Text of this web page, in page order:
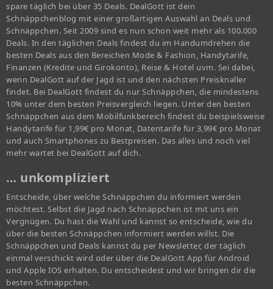
spare täglich bei über 35 Deals. DealGott ist dein
Schnäppchenblog mit einer großartigen Auswahl an Deals und
Schnäppchen. Seit 2009 sind es nun schon weit mehr als 100.000
Deals. In den täglichen Deals findest du im Handumdrehen die
besten Deals aus den Bereichen Mode & Fashion, Handytarife,
Finanzen (Kredite und Girokonto), Reise & Hotel uvm. Sei dabei,
wenn DealGott auf der Jagd ist und den nächsten Preisknaller
findet. Bei DealGott findest du nur Schnäppchen, die mindestens
10% unter dem besten Preisvergleich liegen. Unter den besten
Schnäppchen aus dem Mobilfunkbereich findest du beispielsweise
Handytarife für 1,99€ pro Monat, Datentarife für 3,99€ pro Monat
und auch Smartphones zu Bestpreisen. Das alles und noch viel
mehr wartet bei DealGott auf dich.
… unkompliziert
Entscheide, über welche Schnäppchen du informiert werden
möchtest. Selbst die Jagd nach Schnäppchen ist mit uns ein
Vergnügen. Du hast die Wahl und kannst so entscheide, wie du
über die besten Schnäppchen informiert werden willst. Die
Schnäppchen und Deals kannst du per Newsletter, der täglich
einmal verschickt wird oder über die DealGott App für Android
und Apple IOS erhalten. Du entscheidest und wir bringen dir die
besten Schnäppchen.